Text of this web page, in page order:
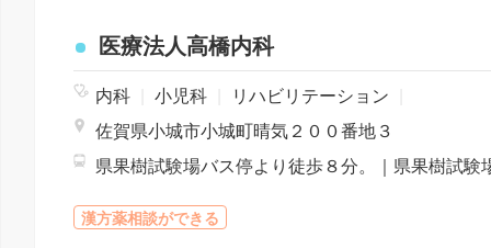
医療法人高橋内科
内科 小児科 リハビリテーション
佐賀県小城市小城町晴気２００番地３
漢方薬相談ができる